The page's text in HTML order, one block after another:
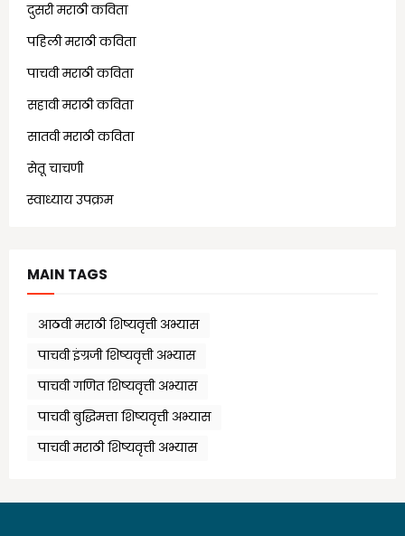
दुसरी मराठी कविता
पहिली मराठी कविता
पाचवी मराठी कविता
सहावी मराठी कविता
सातवी मराठी कविता
सेतू चाचणी
स्वाध्याय उपक्रम
MAIN TAGS
आठवी मराठी शिष्यवृत्ती अभ्यास
पाचवी इंग्रजी शिष्यवृत्ती अभ्यास
पाचवी गणित शिष्यवृत्ती अभ्यास
पाचवी बुद्धिमत्ता शिष्यवृत्ती अभ्यास
पाचवी मराठी शिष्यवृत्ती अभ्यास